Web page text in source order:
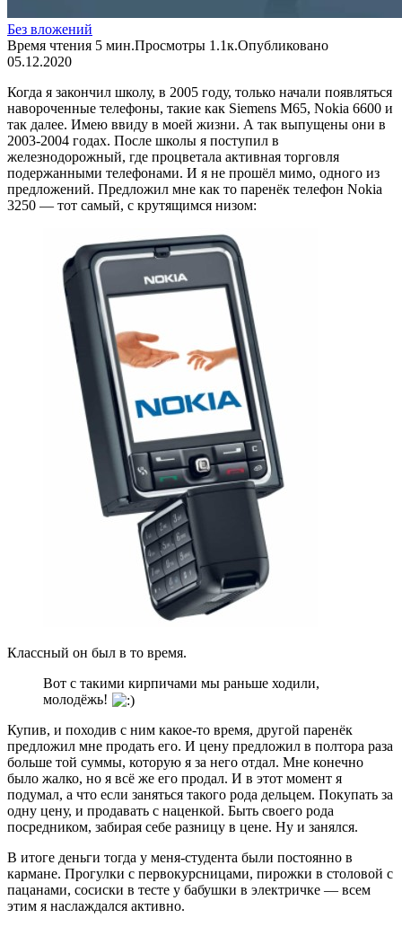
Без вложений
Время чтения 5 мин.Просмотры 1.1к.Опубликовано
05.12.2020
Когда я закончил школу, в 2005 году, только начали появляться
навороченные телефоны, такие как Siemens M65, Nokia 6600 и
так далее. Имею ввиду в моей жизни. А так выпущены они в
2003-2004 годах. После школы я поступил в
железнодорожный, где процветала активная торговля
подержанными телефонами. И я не прошёл мимо, одного из
предложений. Предложил мне как то паренёк телефон Nokia
3250 — тот самый, с крутящимся низом:
Классный он был в то время.
Вот с такими кирпичами мы раньше ходили,
молодёжь!
Купив, и походив с ним какое-то время, другой паренёк
предложил мне продать его. И цену предложил в полтора раза
больше той суммы, которую я за него отдал. Мне конечно
было жалко, но я всё же его продал. И в этот момент я
подумал, а что если заняться такого рода дельцем. Покупать за
одну цену, и продавать с наценкой. Быть своего рода
посредником, забирая себе разницу в цене. Ну и занялся.
В итоге деньги тогда у меня-студента были постоянно в
кармане. Прогулки с первокурсницами, пирожки в столовой с
пацанами, сосиски в тесте у бабушки в электричке — всем
этим я наслаждался активно.